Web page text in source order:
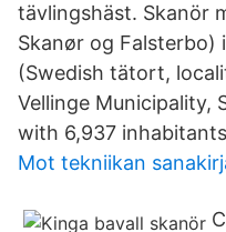
tävlingshäst. Skanör
Skanør og Falsterbo)
(Swedish tätort,
Vellinge Municipality,
with 6,937
Mot tekniikan